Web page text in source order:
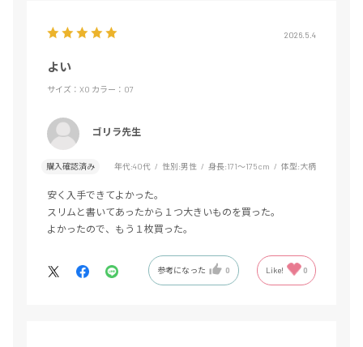
2026.5.4
よい
サイズ：XO カラー：07
ゴリラ先生
購入確認済み 年代:40代 性別:男性 身長:171～175cm 体型:大柄
安く入手できてよかった。
スリムと書いてあったから１つ大きいものを買った。
よかったので、もう１枚買った。
参考になった 0 Like! 0